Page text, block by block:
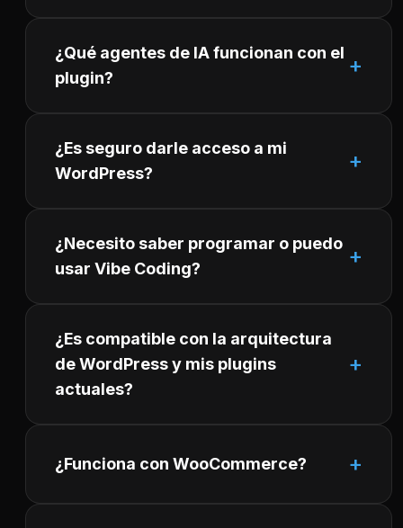
¿Qué agentes de IA funcionan con el
plugin?
¿Es seguro darle acceso a mi
WordPress?
¿Necesito saber programar o puedo
usar Vibe Coding?
¿Es compatible con la arquitectura
de WordPress y mis plugins
actuales?
¿Funciona con WooCommerce?